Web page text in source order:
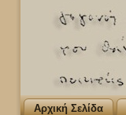
Αρχική Σελίδα